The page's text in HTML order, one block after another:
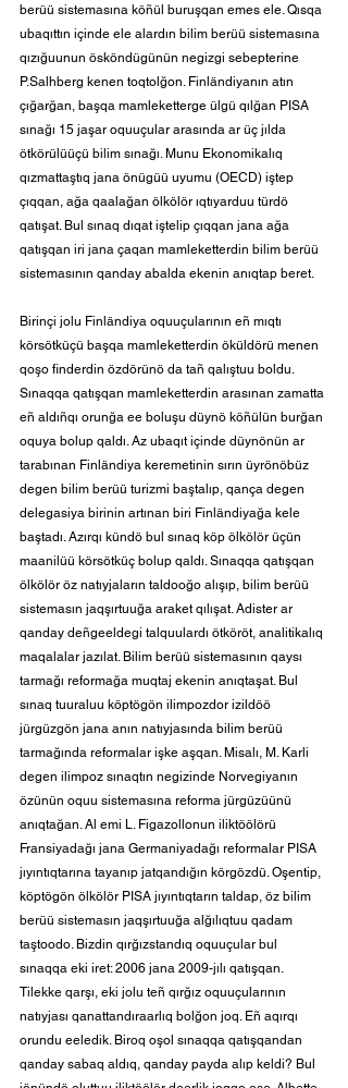
berüü sistemasına köñül buruşqan emes ele. Qısqa
ubaqıttın içinde ele alardın bilim berüü sistemasına
qızığuunun ösköndügünün negizgi sebepterine
P.Salhberg kenen toqtolğon. Finländiyanın atın
çığarğan, başqa mamleketterge ülgü qılğan PISA
sınağı 15 jaşar oquuçular arasında ar üç jılda
ötkörülüüçü bilim sınağı. Munu Ekonomikalıq
qızmattaştıq jana önügüü uyumu (OECD) iştep
çıqqan, ağa qaalağan ölkölör ıqtıyarduu türdö
qatışat. Bul sınaq dıqat iştelip çıqqan jana ağa
qatışqan iri jana çaqan mamleketterdin bilim berüü
sistemasının qanday abalda ekenin anıqtap beret.
Birinçi jolu Finländiya oquuçularının eñ mıqtı
körsötküçü başqa mamleketterdin öküldörü menen
qoşo finderdin özdörünö da tañ qalıştuu boldu.
Sınaqqa qatışqan mamleketterdin arasınan zamatta
eñ aldıñqı orunğa ee boluşu düynö köñülün burğan
oquya bolup qaldı. Az ubaqıt içinde düynönün ar
tarabınan Finländiya keremetinin sırın üyrönöbüz
degen bilim berüü turizmi baştalıp, qança degen
delegasiya birinin artınan biri Finländiyağa kele
baştadı. Azırqı kündö bul sınaq köp ölkölör üçün
maanilüü körsötküç bolup qaldı. Sınaqqa qatışqan
ölkölör öz natıyjaların taldooğo alışıp, bilim berüü
sistemasın jaqşırtuuğa araket qılışat. Adister ar
qanday deñgeeldegi talquulardı ötköröt, analitikalıq
maqalalar jazılat. Bilim berüü sistemasının qaysı
tarmağı reformağa muqtaj ekenin anıqtaşat. Bul
sınaq tuuraluu köptögön ilimpozdor izildöö
jürgüzgön jana anın natıyjasında bilim berüü
tarmağında reformalar işke aşqan. Misalı, M. Karli
degen ilimpoz sınaqtın negizinde Norvegiyanın
özünün oquu sistemasına reforma jürgüzüünü
anıqtağan. Al emi L. Figazollonun iliktöölörü
Fransiyadağı jana Germaniyadağı reformalar PISA
jıyıntıqtarına tayanıp jatqandığın körgözdü. Oşentip,
köptögön ölkölör PISA jıyıntıqtarın taldap, öz bilim
berüü sistemasın jaqşırtuuğa alğılıqtuu qadam
taştoodo. Bizdin qırğızstandıq oquuçular bul
sınaqqa eki iret: 2006 jana 2009-jılı qatışqan.
Tilekke qarşı, eki jolu teñ qırğız oquuçularının
natıyjası qanattandıraarlıq bolğon joq. Eñ aqırqı
orundu eeledik. Biroq oşol sınaqqa qatışqandan
qanday sabaq aldıq, qanday payda alıp keldi? Bul